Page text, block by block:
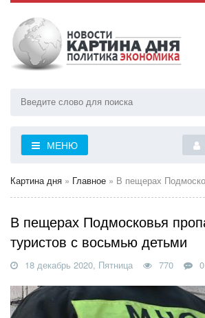
МЕНЮ
Картина дня » Главное » В пещерах Подмосковья пропала
В пещерах Подмосковья
туристов с восьмью детьми
18 декабрь 2020, Пятница 770 0